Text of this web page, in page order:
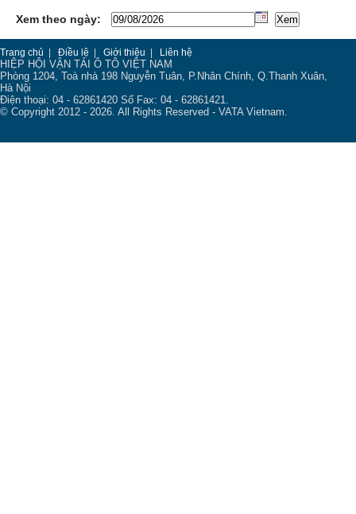
Xem theo ngày:
Trang chủ Điều lệ Giới thiệu Liên hệ
HIỆP HỘI VẬN TẢI Ô TÔ VIỆT NAM
Phòng 1204, Toà nhà 198 Nguyễn Tuân, P.Nhân Chính, Q.Thanh Xuân,
Hà Nội
Điện thoại: 04 - 62861420 Số Fax: 04 - 62861421.
© Copyright 2012 - 2026. All Rights Reserved - VATA Vietnam.